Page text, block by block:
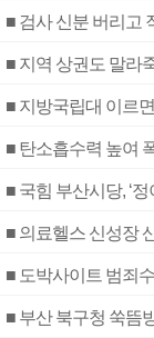
■ 지역 상권도 말라
■ 지방국립대 이르
■ 탄소흡수력 높여
■ 의료헬스 신성장
■ 도박사이트 범죄
■ 부산 북구청 쑥뜸